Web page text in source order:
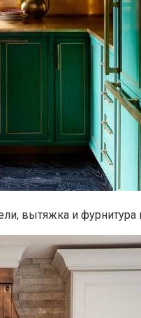
вытяжка и